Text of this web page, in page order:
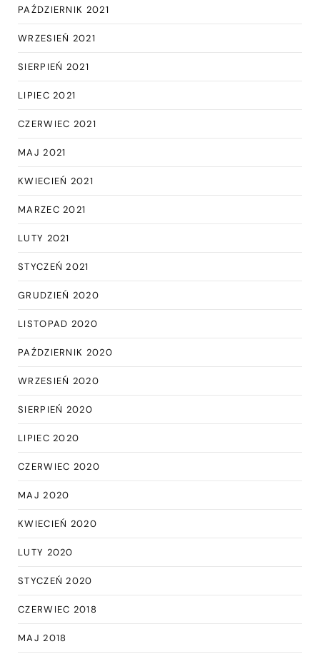
PAŹDZIERNIK 2021
WRZESIEŃ 2021
SIERPIEŃ 2021
LIPIEC 2021
CZERWIEC 2021
MAJ 2021
KWIECIEŃ 2021
MARZEC 2021
LUTY 2021
STYCZEŃ 2021
GRUDZIEŃ 2020
LISTOPAD 2020
PAŹDZIERNIK 2020
WRZESIEŃ 2020
SIERPIEŃ 2020
LIPIEC 2020
CZERWIEC 2020
MAJ 2020
KWIECIEŃ 2020
LUTY 2020
STYCZEŃ 2020
CZERWIEC 2018
MAJ 2018